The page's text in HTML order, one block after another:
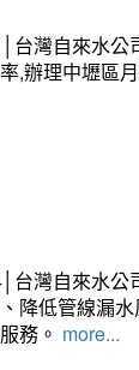
台灣自來水公
,辦理中壢區
台灣自來水公
降低管線漏
務。 more...